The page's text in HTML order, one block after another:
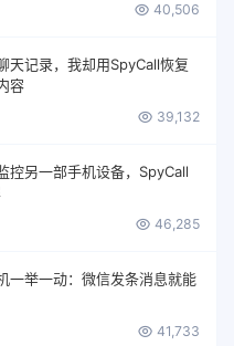
40,506
天记录，我却用SpyCall恢复
容
39,132
控另一部手机设备，SpyCall
46,285
一举一动：微信发条消息就能
41,733